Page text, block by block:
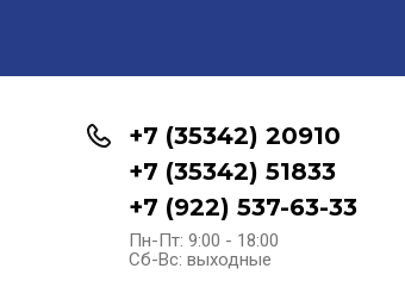
+7 (35342) 20910
+7 (35342) 51833
+7 (922) 537-63-33
Пн-Пт: 9:00 - 18:00
Сб-Вс: выходные